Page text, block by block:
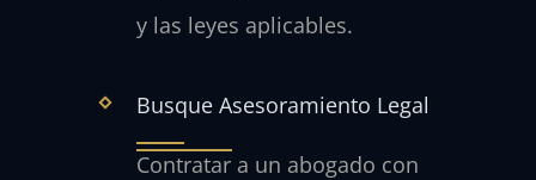
y las leyes aplicables.
Busque Asesoramiento Legal
Contratar a un abogado con